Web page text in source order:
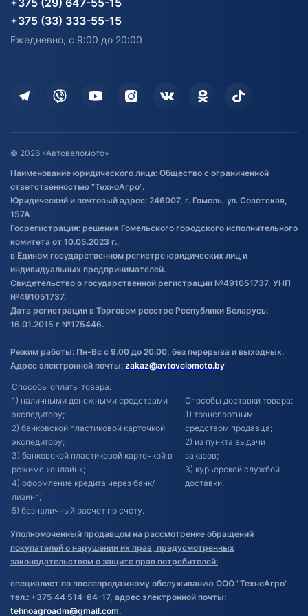
согласия на обработку
Доставка
Дополнительные услуги
Оставить отзыв
Договор публичной оферты
Обработка файлов cookie
Постановка транспорта на учет
Обновления в ЭПТС 2024
Электротранспорт
Здоровье
Электротранспорт
+375 (29) 647-55-15
+375 (33) 333-55-15
Ежедневно, с 9:00 до 20:00
© 2026 «Автовеломото»
Наименование юридического лица: Общество с ограниченной
ответственностью "ТехноАгро".
Юридический и почтовый адрес: 246007, г. Гомель, ул. Советская,
157А
Госрегистрация: решения Гомельского городского исполнительного
комитета от 10.05.2023 г.,
в Едином государственном регистре юридических лиц и
индивидуальных предпринимателей.
Свидетельство о государственной регистрации №491051737, УНП
№491051737.
Дата регистрации в Торговом реестре Республики Беларусь:
16.01.2015 г №175446.
Режим работы: Пн-Вс с 9.00 до 20.00, без перерыва и выходных.
Адрес электронной почты: zakaz@avtovelomoto.by
Способы оплаты товара:
1) наличными денежными средствами
экспедитору;
2) банковской пластиковой карточкой
экспедитору;
3) банковской пластиковой карточкой в
режиме «онлайн»;
4) оформление кредита через банк/
лизинг;
5) безналичный расчет по счету.
Способы доставки товара:
1) транспортным
средством продавца;
2) из пункта выдачи
заказов;
3) курьерской службой
доставки.
Уполномоченный продавцом на рассмотрение обращений
покупателей о нарушении их прав, предусмотренных
законодательством о защите прав потребителей:
специалист по послепродажному обслуживанию ООО "ТехноАгро"
тел.: +375 44 514-84-17, адрес электронной почты:
tehnoagroadm@gmail.com.